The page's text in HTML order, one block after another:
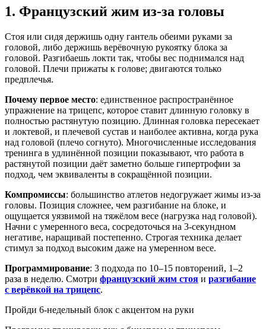
1. Французский жим из-за головы
Стоя или сидя держишь одну гантель обеими руками за
головой, либо держишь верёвочную рукоятку блока за
головой. Разгибаешь локти так, чтобы вес поднимался над
головой. Плечи прижаты к голове; двигаются только
предплечья.
Почему первое место: единственное распространённое
упражнение на трицепс, которое ставит длинную головку в
полностью растянутую позицию. Длинная головка пересекает
и локтевой, и плечевой сустав и наиболее активна, когда рука
над головой (плечо согнуто). Многочисленные исследования
тренинга в удлинённой позиции показывают, что работа в
растянутой позиции даёт заметно больше гипертрофии за
подход, чем эквиваленты в сокращённой позиции.
Компромиссы: большинство атлетов недогружает жимы из-за
головы. Позиция сложнее, чем разгибание на блоке, и
ощущается уязвимой на тяжёлом весе (нагрузка над головой).
Начни с умеренного веса, сосредоточься на 3-секундном
негативе, наращивай постепенно. Строгая техника делает
стимул за подход высоким даже на умеренном весе.
Программирование: 3 подхода по 10–15 повторений, 1–2
раза в неделю. Смотри французский жим стоя и разгибание
с верёвкой на трицепс.
Пройди 6-недельный блок с акцентом на руки